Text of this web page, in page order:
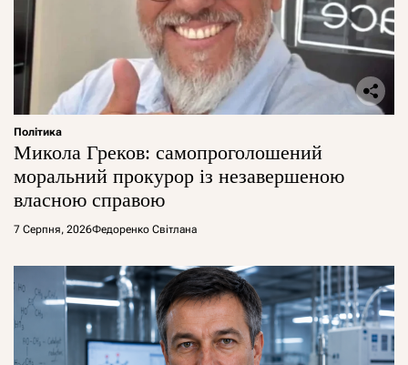
Політика
Микола Греков: самопроголошений
моральний прокурор із незавершеною
власною справою
7 Серпня, 2026Федоренко Світлана